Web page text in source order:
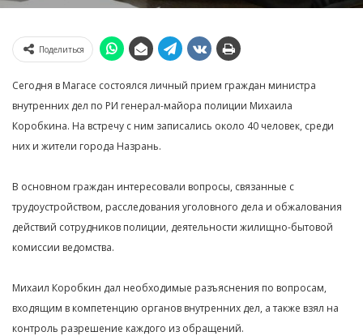
Поделиться
Сегодня в Магасе состоялся личный прием граждан министра
внутренних дел по РИ генерал-майора полиции Михаила
Коробкина. На встречу с ним записались около 40 человек, среди
них и жители города Назрань.
В основном граждан интересовали вопросы, связанные с
трудоустройством, расследования уголовного дела и обжалования
действий сотрудников полиции, деятельности жилищно-бытовой
комиссии ведомства.
Михаил Коробкин дал необходимые разъяснения по вопросам,
входящим в компетенцию органов внутренних дел, а также взял на
контроль разрешение каждого из обращений.